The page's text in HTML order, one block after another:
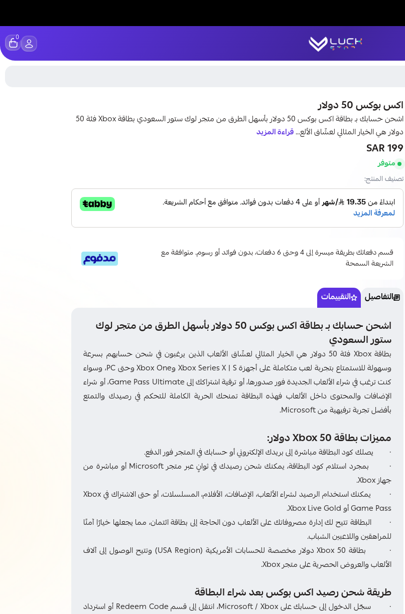
LUCK STORE
0
اكس بوكس 50 دولار
اشحن حسابك بـ بطاقة اكس بوكس 50 دولار بأسهل الطرق من متجر لوك ستور السعودي بطاقة Xbox فئة 50
دولار هي الخيار المثالي لعشّاق الألع...قراءة المزيد
199 SAR
متوفر
تصنيف المنتج:
قسم دفعاتك بطريقة ميسرة إلى 4 وحتى 6 دفعات، بدون فوائد أو رسوم. متوافقة مع
الشريعة السمحة
التفاصيل التقييمات
اشحن حسابك بـ بطاقة اكس بوكس 50 دولار بأسهل الطرق من متجر لوك
ستور السعودي
بطاقة Xbox فئة 50 دولار هي الخيار المثالي لعشّاق الألعاب الذين يرغبون في شحن حسابهم بسرعة
وسهولة للاستمتاع بتجربة لعب متكاملة على أجهزة Xbox Series X | S وXbox One وحتى PC، وسواء
كنت ترغب في شراء الألعاب الجديدة فور صدورها، أو ترقية اشتراكك إلى Game Pass Ultimate، أو شراء
الإضافات والمحتوى داخل الألعاب فهذه البطاقة تمنحك الحرية الكاملة للتحكم في رصيدك والتمتع
بأفضل تجربة ترفيهية من Microsoft.
مميزات بطاقة Xbox 50 دولار:
· يصلك كود البطاقة مباشرة إلى بريدك الإلكتروني أو حسابك في المتجر فور الدفع.
· بمجرد استلام كود البطاقة، يمكنك شحن رصيدك في ثوانٍ عبر متجر Microsoft أو مباشرة من
جهاز Xbox.
· يمكنك استخدام الرصيد لشراء الألعاب، الإضافات، الأفلام، المسلسلات، أو حتى الاشتراك في Xbox
Game Pass أو Xbox Live Gold.
· البطاقة تتيح لك إدارة مصروفاتك على الألعاب دون الحاجة إلى بطاقة ائتمان، مما يجعلها خيارًا آمنًا
للمراهقين واللاعبين الشباب.
· بطاقة Xbox 50 دولار مخصصة للحسابات الأمريكية (USA Region) وتتيح الوصول إلى آلاف
الألعاب والعروض الحصرية على متجر Xbox.
طريقة شحن رصيد اكس بوكس بعد شراء البطاقة
· سجّل الدخول إلى حسابك على Microsoft / Xbox، انتقل إلى قسم Redeem Code أو استرداد